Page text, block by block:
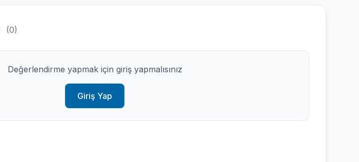
(0)
Değerlendirme yapmak için giriş yapmalısınız
Giriş Yap